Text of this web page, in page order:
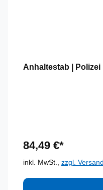
Anhaltestab | Polizei
84,49 €*
inkl. MwSt., zzgl.